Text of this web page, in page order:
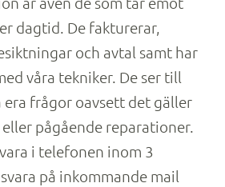
dagtid. De fakturerar,
och avtal samt har
våra tekniker. De ser till
era frågor oavsett det gäller
pågående reparationer.
i telefonen inom 3
på inkommande mail